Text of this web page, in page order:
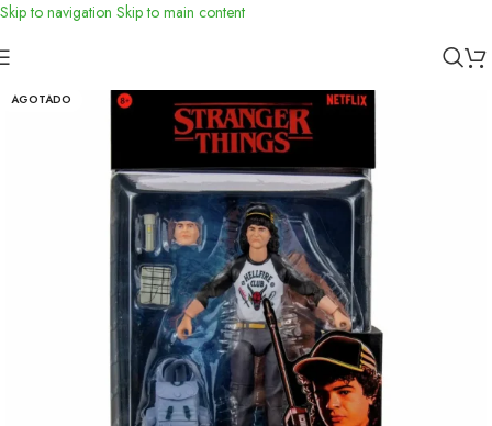
Skip to navigation Skip to main content
Inicio
AGOTADO